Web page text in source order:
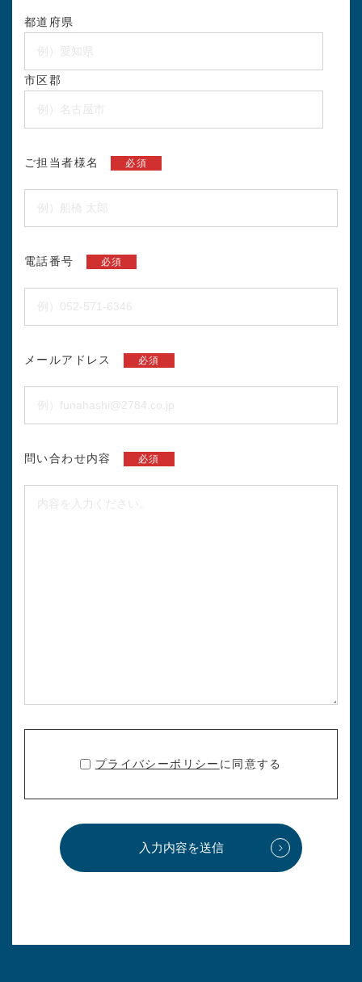
都道府県
市区郡
ご担当者様名 必須
電話番号 必須
メールアドレス 必須
問い合わせ内容 必須
プライバシーポリシー に同意する
入力内容を送信